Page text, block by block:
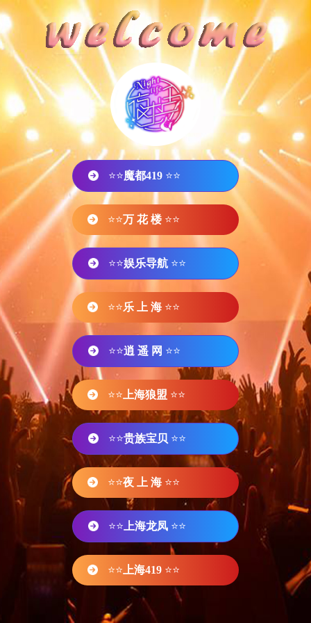
⭐⭐魔都419 ⭐⭐
⭐⭐万 花 楼 ⭐⭐
⭐⭐娱乐导航 ⭐⭐
⭐⭐乐 上 海 ⭐⭐
⭐⭐逍 遥 网 ⭐⭐
⭐⭐ 上海狼盟 ⭐⭐
⭐⭐贵族宝贝 ⭐⭐
⭐⭐夜 上 海 ⭐⭐
⭐⭐ 上海龙凤 ⭐⭐
⭐⭐ 上海419 ⭐⭐